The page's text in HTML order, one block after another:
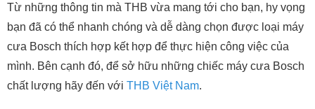
Từ những thông tin mà THB vừa mang tới cho bạn, hy vọng
bạn đã có thể nhanh chóng và dễ dàng chọn được loại máy
cưa Bosch thích hợp kết hợp để thực hiện công việc của
mình. Bên cạnh đó, để sở hữu những chiếc máy cưa Bosch
chất lượng hãy đến với THB Việt Nam.